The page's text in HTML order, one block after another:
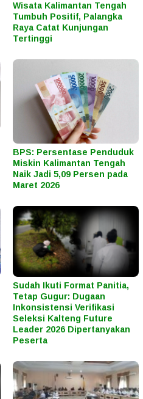
Wisata Kalimantan Tengah
Tumbuh Positif, Palangka
Raya Catat Kunjungan
Tertinggi
BPS: Persentase Penduduk
Miskin Kalimantan Tengah
Naik Jadi 5,09 Persen pada
Maret 2026
Sudah Ikuti Format Panitia,
Tetap Gugur: Dugaan
Inkonsistensi Verifikasi
Seleksi Kalteng Future
Leader 2026 Dipertanyakan
Peserta